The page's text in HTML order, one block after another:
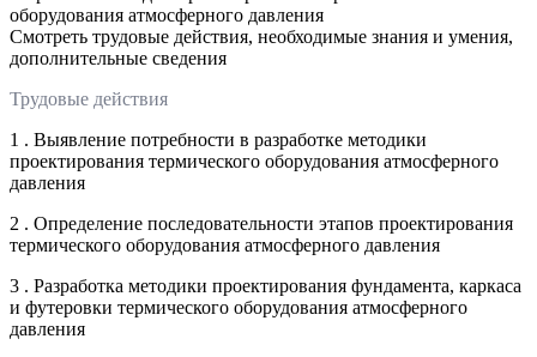
оборудования атмосферного давления
Смотреть трудовые действия, необходимые знания и умения,
дополнительные сведения
Трудовые действия
1 . Выявление потребности в разработке методики
проектирования термического оборудования атмосферного
давления
2 . Определение последовательности этапов проектирования
термического оборудования атмосферного давления
3 . Разработка методики проектирования фундамента, каркаса
и футеровки термического оборудования атмосферного
давления